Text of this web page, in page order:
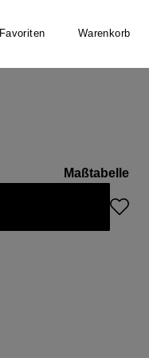
Favoriten Warenkorb
Maßtabelle